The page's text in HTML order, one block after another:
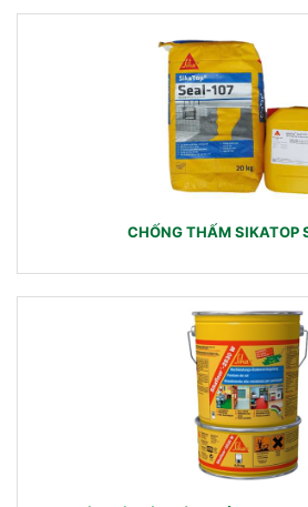
CHỐNG THẤM SIKATOP